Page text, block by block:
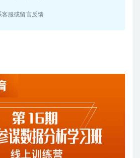
客服或留言反馈